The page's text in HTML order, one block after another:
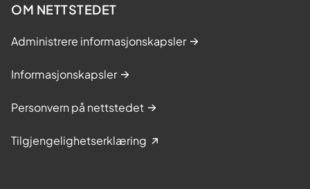
OM NETTSTEDET
Administrere informasjonskapsler
Informasjonskapsler
Personvern på nettstedet
Tilgjengelighetserklæring